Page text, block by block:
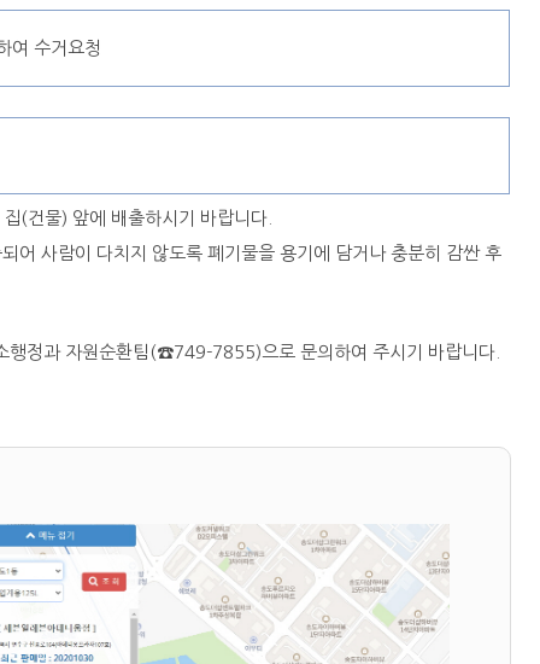
여 수거요청
(건물) 앞에 배출하시기 바랍니다.
어 사람이 다치지 않도록 폐기물을 용기에 담거나 충분히 감싼 후
정과 자원순환팀(☎749-7855)으로 문의하여 주시기 바랍니다.